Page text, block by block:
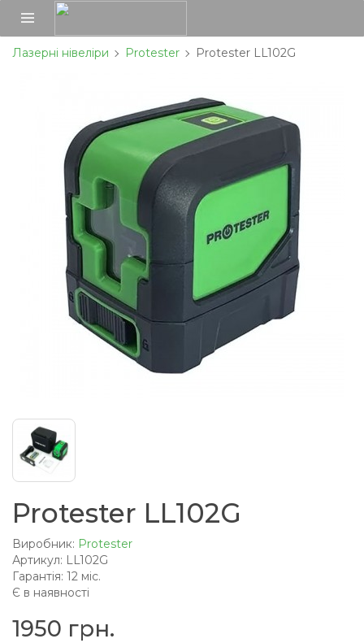
Лазерні нівеліри Protester Protester LL102G
Protester LL102G
Виробник: Protester
Артикул: LL102G
Гарантія: 12 міс.
Є в наявності
1950 грн.